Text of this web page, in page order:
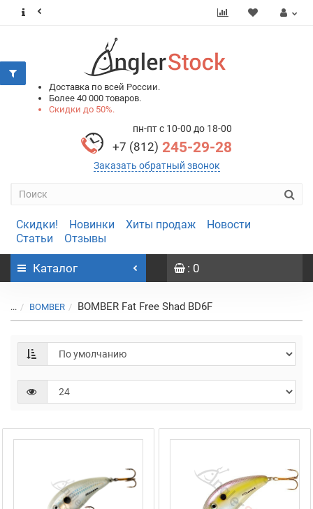
Доставка по всей России.
Более 40 000 товаров.
Скидки до 50%.
пн-пт с 10-00 до 18-00
+7 (812) 245-29-28
Заказать обратный звонок
Скидки! Новинки Хиты продаж
Новости
Статьи
Отзывы
Каталог : 0
... BOMBER BOMBER Fat Free Shad BD6F